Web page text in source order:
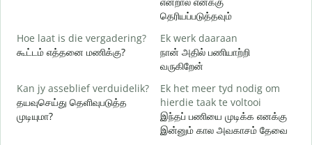
தெரியப்படுத்தவும்
Hoe laat is die vergadering?
கூட்டம் எத்தனை மணிக்கு?
Ek werk daaraan
நான் அதில் பணியாற்றி
வருகிறேன்
Kan jy asseblief verduidelik?
தயவுசெய்து தெளிவுபடுத்த
முடியுமா?
Ek het meer tyd nodig om
hierdie taak te voltooi
இந்தப் பணியை முடிக்க எனக்கு
இன்னும் கால அவகாசம் தேவை